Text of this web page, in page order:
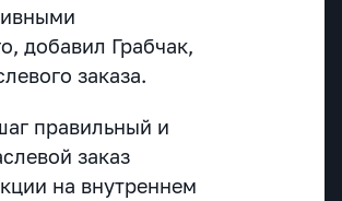
добавил Грабчак,
заказа.
правильный и
заказ
на внутреннем